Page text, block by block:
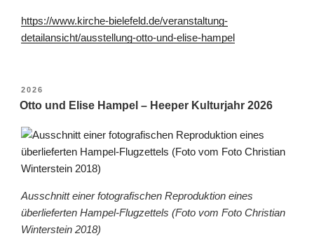
https://www.kirche-bielefeld.de/veranstaltung-
detailansicht/ausstellung-otto-und-elise-hampel
VERÖFFENTLICHT
AM
2026
Otto und Elise Hampel – Heeper Kulturjahr 2026
Ausschnitt einer fotografischen Reproduktion eines
überlieferten Hampel-Flugzettels (Foto vom Foto Christian
Winterstein 2018)